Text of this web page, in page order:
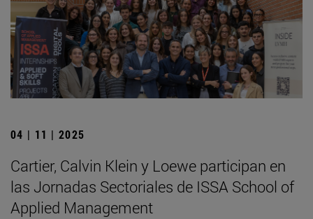
04 | 11 | 2025
Cartier, Calvin Klein y Loewe participan en
las Jornadas Sectoriales de ISSA School of
Applied Management